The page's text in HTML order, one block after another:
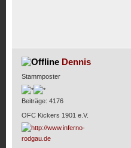
Dennis
Stammposter
Beiträge: 4176
OFC Kickers 1901 e.V.